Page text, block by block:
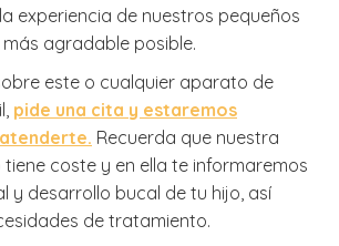
experiencia de nuestros pequeños
agradable posible.
este o cualquier aparato de
pide una cita y estaremos
Recuerda que nuestra
coste y en ella te informaremos
y desarrollo bucal de tu hijo, así
de tratamiento.